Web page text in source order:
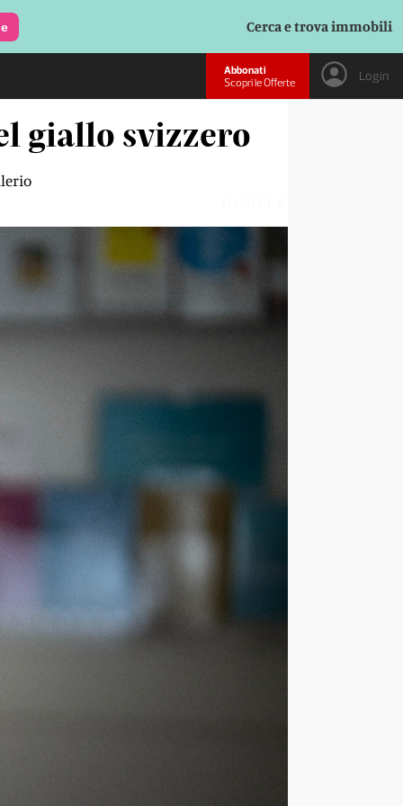
Cerca e trova immobili
Abbonati
Scopri le Offerte
Login
giallo svizzero